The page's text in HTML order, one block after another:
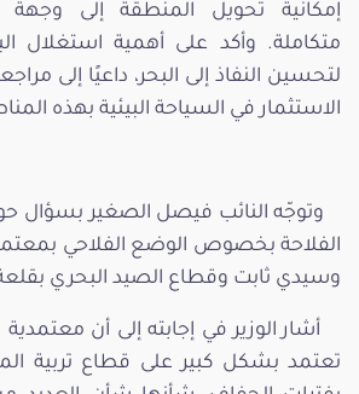
إمكانية تحويل المنطقة إلى وجهة
متكاملة. وأكد على أهمية استغلال
لتحسين النفاذ إلى البحر، داعيًا إلى
الاستثمار في السياحة البيئية بهذه
وتوجّه النائب فيصل الصغير بسؤال
الفلاحة بخصوص الوضع الفلاحي
وسيدي ثابت وقطاع الصيد البحري
أشار الوزير في إجابته إلى أن
تعتمد بشكل كبير على قطاع تربية